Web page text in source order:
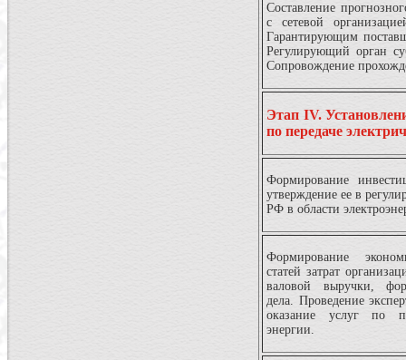
Составление
с сетевой
Гарантирующим
Регулирующий орган
Сопровождение
Этап IV.
по передаче
Формирование
утверждение ее в
РФ в области
Формирование
статей затрат
валовой выручки,
дела. Проведение
оказание услуг по
энергии.